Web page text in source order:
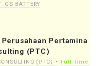
GS BATTERY
Pertamina
(PTC)
(PTC) Full Time